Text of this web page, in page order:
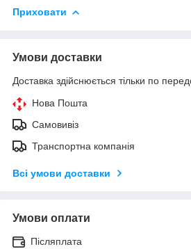
Приховати
Умови доставки
Доставка здійснюється тільки по
Нова Пошта
Самовивіз
Транспортна компанія
Всі умови доставки
Умови оплати
Післяплата